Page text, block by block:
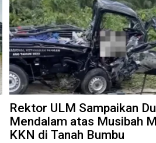
Rektor ULM Sampaikan
Mendalam atas Musibah
KKN di Tanah Bumbu